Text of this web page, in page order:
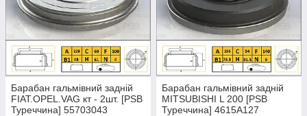
Барабан гальмівний задній
FIAT.OPEL.VAG кт - 2шт. [PSB
Туреччина] 55703043
Барабан гальмівний задній
MITSUBISHI L 200 [PSB
Туреччина] 4615A127